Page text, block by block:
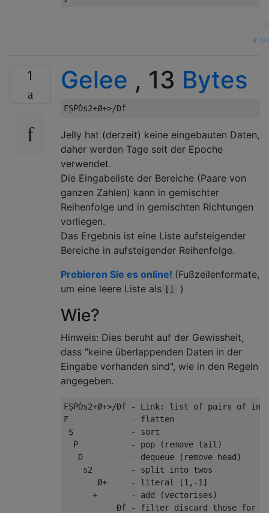
1 Gelee , 13 Bytes
Jelly hat (derzeit) keine eingebauten Daten,
daher werden Tage seit der Epoche
verwendet.
Die Eingabeliste der Bereiche (Paare von
ganzen Zahlen) kann in gemischter
Reihenfolge und in gemischten Richtungen
vorliegen.
Das Ergebnis ist eine Liste aufsteigender
Bereiche in aufsteigender Reihenfolge.
Probieren Sie es online! (Fußzeilenformate,
um eine leere Liste als [] )
Wie?
Hinweis: Dies beruht auf der Gewissheit,
dass "keine überlappenden Daten in der
Eingabe vorhanden sind", wie in den Regeln
angegeben.
FṢṖḊs2+Ø+>/Ðḟ - Link: list of pairs of
F             - flatten
Ṣ            - sort
  Ṗ           - pop (remove tail)
   Ḋ          - dequeue (remove head)
    s2        - split into twos
       Ø+     - literal [1,-1]
      +       - add (vectorises)
Ðḟ - filter discard those for